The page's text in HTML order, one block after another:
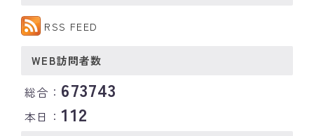
RSS FEED
WEB訪問者数
総合： 673743
本日：112